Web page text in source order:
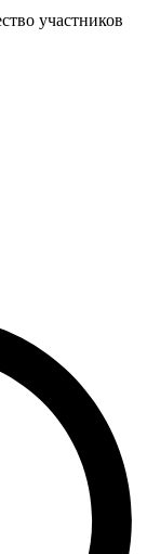
участников